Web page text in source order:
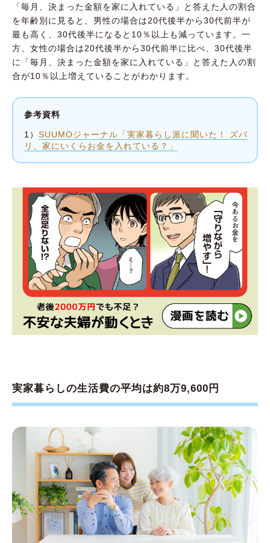
「毎月、決まった金額を家に入れている」と答えた人の割合
を年齢別に見ると、男性の場合は20代後半から30代前半が
最も高く、30代後半になると10％以上も減っています。一
方、女性の場合は20代後半から30代前半に比べ、30代後半
に「毎月、決まった金額を家に入れている」と答えた人の割
合が10％以上増えていることがわかります。
参考資料
1） SUUMOジャーナル「実家暮らし派に聞いた！ ズバ
リ、家にいくらお金を入れている？」
実家暮らしの生活費の平均は約8万9,600円